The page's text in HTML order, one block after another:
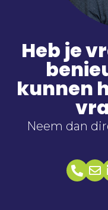
Heb je
kunnen
Neem dan